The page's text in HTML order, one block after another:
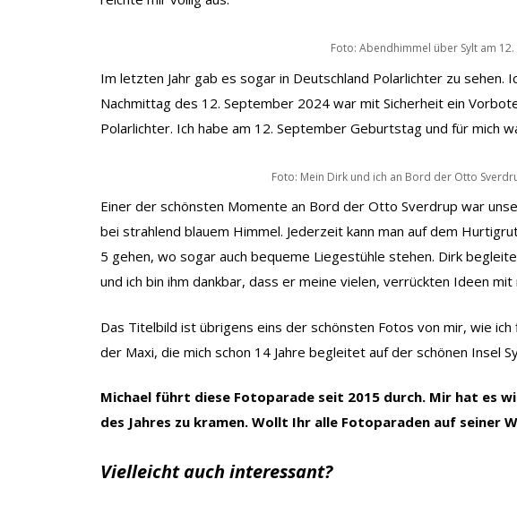
Foto: Abendhimmel über Sylt am
Im letzten Jahr gab es sogar in Deutschland Polarlichter zu sehen.
Nachmittag des 12. September 2024 war mit Sicherheit ein
Polarlichter. Ich habe am 12. September Geburtstag und für mich
Foto: Mein Dirk und ich an Bord der Otto
Einer der schönsten Momente an Bord der Otto Sverdrup war
bei strahlend blauem Himmel. Jederzeit kann man auf dem
5 gehen, wo sogar auch bequeme Liegestühle stehen. Dirk
und ich bin ihm dankbar, dass er meine vielen, verrückten Ideen mit
Das Titelbild ist übrigens eins der schönsten Fotos von mir, wie
der Maxi, die mich schon 14 Jahre begleitet auf der schönen Insel
Michael führt diese Fotoparade seit 2015 durch. Mir hat es
des Jahres zu kramen. Wollt Ihr alle Fotoparaden auf seiner
Vielleicht auch interessant?